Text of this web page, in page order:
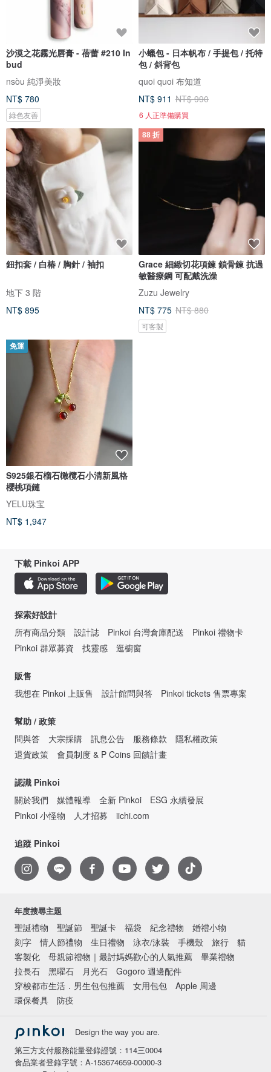
沙漠之花霧光唇膏 - 蓓蕾 #210 In
bud
nsòu 純淨美妝
NT$ 780
綠色友善
小蠟包 - 日本帆布 / 手提包 / 托特
包 / 斜背包
quoi quoi 布知道
NT$ 911 NT$ 990
6 人正準備購買
鈕扣套 / 白椿 / 胸針 / 袖扣
地下 3 階
NT$ 895
88 折
Grace 細緻切花項鍊 鎖骨鍊 抗過
敏醫療鋼 可配戴洗澡
Zuzu Jewelry
NT$ 775 NT$ 880
可客製
免運
S925銀石榴石橄欖石小清新風格
櫻桃項鏈
YELU珠宝
NT$ 1,947
下載 Pinkoi APP
探索好設計
所有商品分類
設計誌 Pinkoi 台灣倉庫配送
Pinkoi 禮物卡
Pinkoi 群眾募資
找靈感 逛櫥窗
販售
我想在 Pinkoi 上販售
設計館問與答 Pinkoi tickets 售票專案
幫助 / 政策
問與答
大宗採購 訊息公告 服務條款
隱私權政策
退貨政策
會員制度 & P Coins 回饋計畫
認識 Pinkoi
關於我們
媒體報導 全新 Pinkoi
ESG 永續發展
Pinkoi 小怪物
人才招募 iichi.com
追蹤 Pinkoi
年度搜尋主題
聖誕禮物 聖誕節 聖誕卡 福袋 紀念禮物
婚禮小物
刻字
情人節禮物 生日禮物 泳衣/泳裝 手機殼 旅行
貓
客製化
母親節禮物｜最討媽媽歡心的人氣推薦
畢業禮物
拉長石
黑曜石 月光石
Gogoro 週邊配件
穿梭都市生活．男生包包推薦
女用包包
Apple 周邊
環保餐具
防疫
Design the way you are.
第三方支付服務能量登錄證號：114三0004
食品業者登錄字號：A-153674659-00000-3